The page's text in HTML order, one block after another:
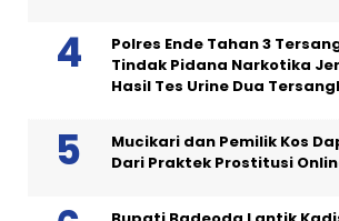
Polres Ende Tahan 3
Tindak Pidana Narkotika
Hasil Tes Urine Dua
Mucikari dan Pemilik Kos
Dari Praktek Prostitusi